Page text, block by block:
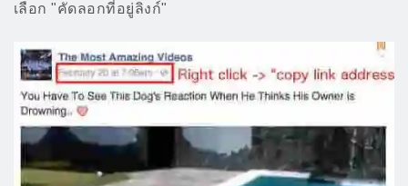
เลือก "คัดลอกที่อยู่ลิงก์"